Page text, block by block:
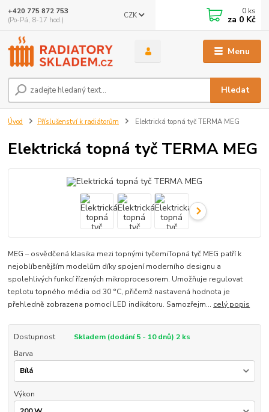
Menu
CZK
Hledat
+420 775 872 753
(Po-Pá, 8-17 hod.)
0 ks
za 0 Kč
Úvod Příslušenství k radiátorům Elektrická topná tyč TERMA MEG
Elektrická topná tyč TERMA MEG
MEG – osvědčená klasika mezi topnými tyčemiTopná tyč MEG patří k
nejoblíbenějším modelům díky spojení moderního designu a
spolehlivých funkcí řízených mikroprocesorem. Umožňuje regulovat
teplotu topného média od 30 °C, přičemž nastavená hodnota je
přehledně zobrazena pomocí LED indikátoru. Samozřejm... celý popis
Dostupnost
Skladem (dodání 5 - 10 dnů) 2 ks
Barva
Výkon